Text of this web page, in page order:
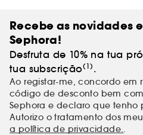
continuam a ser definidas
almíscar que é facilmente
invariavelmente lembrada e
Recebe as novidades
Sephora!
Desfruta de 10% na tua
tua subscrição(1) .
Ao registar-me, concordo em
código de desconto bem
Sephora e declaro que tenho
Autorizo o tratamento dos
a política de privacidade..